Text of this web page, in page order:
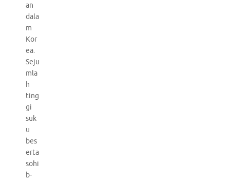
an
dala
m
Kor
ea.
Seju
mla
h
ting
gi
suk
u
bes
erta
sohi
b-